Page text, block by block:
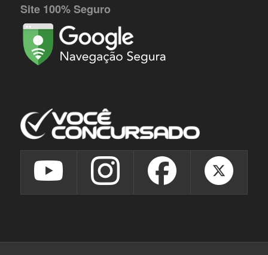
Site 100% Seguro